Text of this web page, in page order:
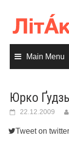
content
Main Menu
Юрко
22.12.2009
Tweet on twitter